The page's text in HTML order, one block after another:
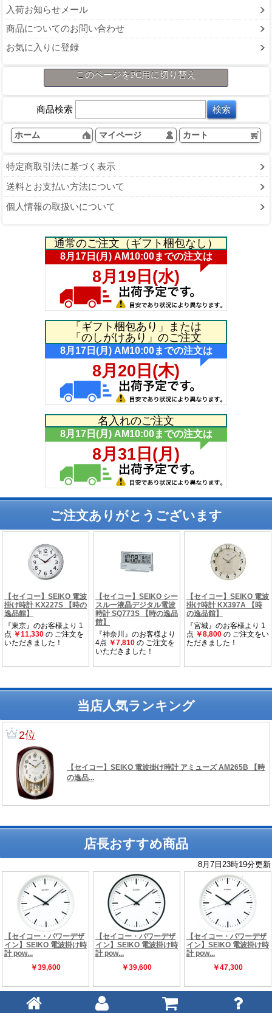
入荷お知らせメール
商品についてのお問い合わせ
お気に入りに登録
このページをPC用に切り替え
商品検索
ホーム マイページ カート
特定商取引法に基づく表示
送料とお支払い方法について
個人情報の取扱いについて
通常のご注文（ギフト梱包なし）
「ギフト梱包あり」または
「のしがけあり」のご注文
名入れのご注文
ご注文ありがとうございます
当店人気ランキング
店長おすすめ商品